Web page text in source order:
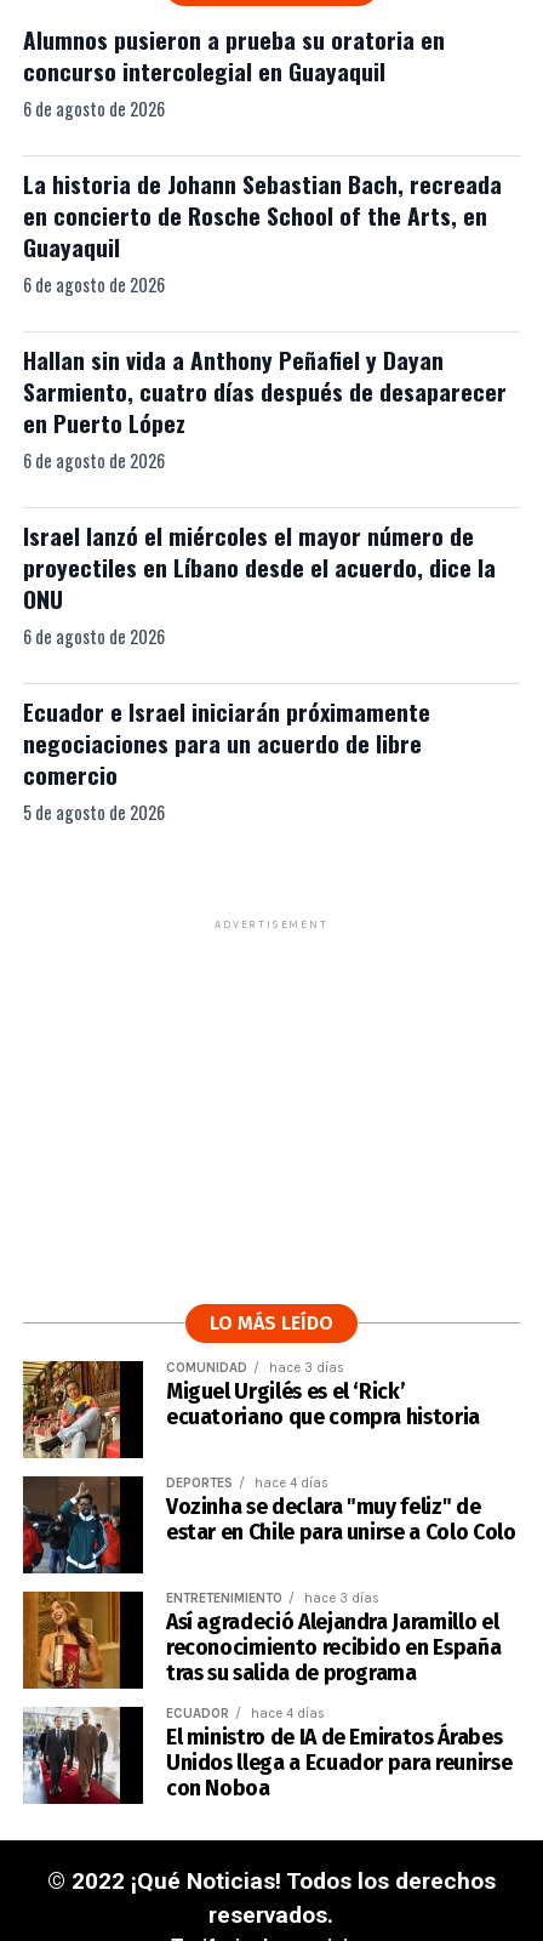
Alumnos pusieron a prueba su oratoria en
concurso intercolegial en Guayaquil
6 de agosto de 2026
La historia de Johann Sebastian Bach, recreada
en concierto de Rosche School of the Arts, en
Guayaquil
6 de agosto de 2026
Hallan sin vida a Anthony Peñafiel y Dayan
Sarmiento, cuatro días después de desaparecer
en Puerto López
6 de agosto de 2026
Israel lanzó el miércoles el mayor número de
proyectiles en Líbano desde el acuerdo, dice la
ONU
6 de agosto de 2026
Ecuador e Israel iniciarán próximamente
negociaciones para un acuerdo de libre
comercio
5 de agosto de 2026
ADVERTISEMENT
LO MÁS LEÍDO
COMUNIDAD hace 3 días
Miguel Urgilés es el ‘Rick’
ecuatoriano que compra historia
DEPORTES hace 4 días
Vozinha se declara "muy feliz" de
estar en Chile para unirse a Colo Colo
ENTRETENIMIENTO hace 3 días
Así agradeció Alejandra Jaramillo el
reconocimiento recibido en España
tras su salida de programa
ECUADOR hace 4 días
El ministro de IA de Emiratos Árabes
Unidos llega a Ecuador para reunirse
con Noboa
© 2022 ¡Qué Noticias! Todos los derechos
reservados.